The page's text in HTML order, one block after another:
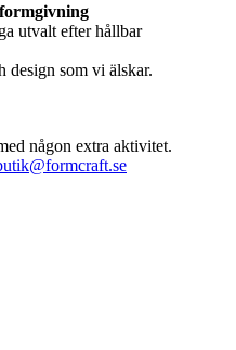
utvalt efter hållbar
design som vi älskar.
någon extra aktivitet.